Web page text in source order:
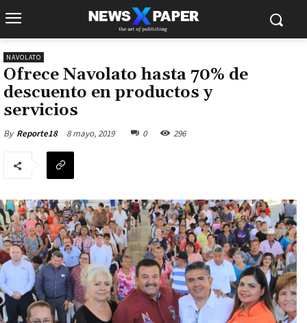
NAVOLATO
Ofrece Navolato hasta 70% de
descuento en productos y
servicios
By Reporte18 8 mayo, 2019 0 296